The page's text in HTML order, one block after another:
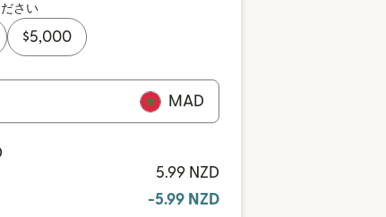
さい
$5,000
MAD
5.99 NZD
-5.99 NZD